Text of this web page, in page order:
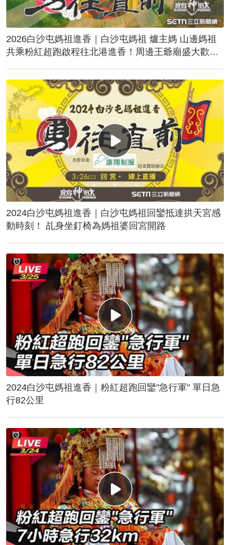
2026白沙屯媽祖進香｜白沙屯媽祖 爐主媽 山邊媽祖
共乘粉紅超跑啟程往北港進香！周邊王爺廟盛大歡
2024白沙屯媽祖進香｜白沙屯媽祖回鑾抵達拱天宮感
動時刻！ 乩身坐釘椅為媽祖婆回宮開路
2024白沙屯媽祖進香｜粉紅超跑回鑾"急行軍" 單日急
行82公里